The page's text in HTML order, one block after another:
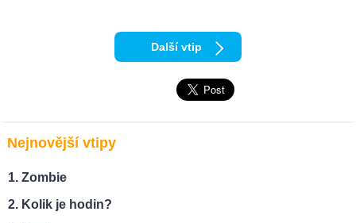
Další vtip
Nejnovější vtipy
Zombie
Kolik je hodin?